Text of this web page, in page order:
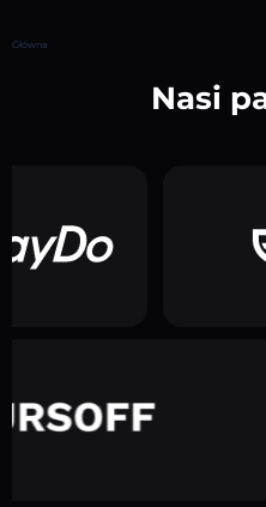
Główna
Nasi